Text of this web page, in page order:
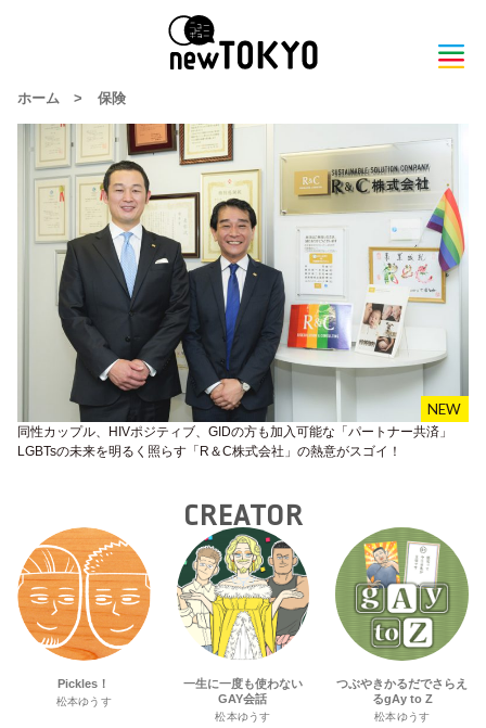
ホーム > 保険
同性カップル、HIVポジティブ、GIDの方も加入可能な「パートナー共済」
LGBTsの未来を明るく照らす「R＆C株式会社」の熱意がスゴイ！
CREATOR
Pickles！
松本ゆうす
一生に一度も使わない
GAY会話
松本ゆうす
つぶやきかるだでさらえ
るgAy to Z
松本ゆうす